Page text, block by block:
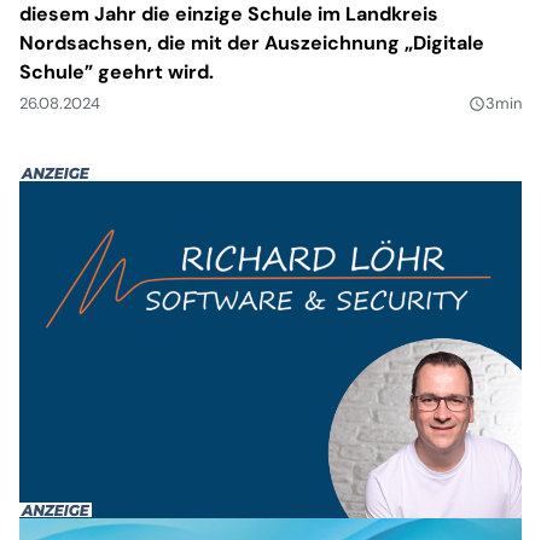
diesem Jahr die einzige Schule im Landkreis
Nordsachsen, die mit der Auszeichnung „Digitale
Schule” geehrt wird.
26.08.2024 query_builder3min